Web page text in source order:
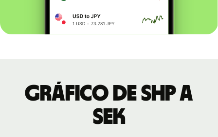
Gráfico de SHP a
SEK